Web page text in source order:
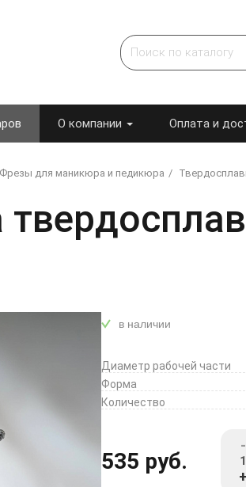
О компании Оплата и
Фрезы для маникюра и педикюра
в наличии
Диаметр рабочей части
Форма
Количество
535 руб.
-
+